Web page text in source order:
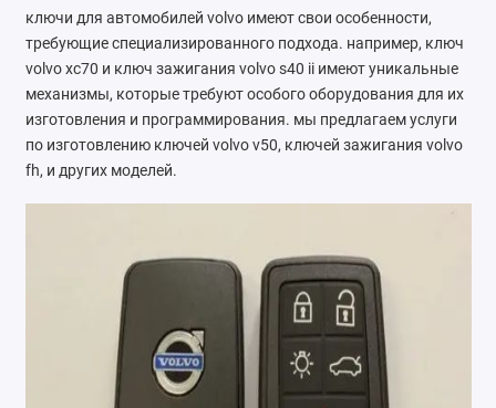
ключи для автомобилей volvo имеют свои особенности,
требующие специализированного подхода. например, ключ
volvo xc70 и ключ зажигания volvo s40 ii имеют уникальные
механизмы, которые требуют особого оборудования для их
изготовления и программирования. мы предлагаем услуги
по изготовлению ключей volvo v50, ключей зажигания volvo
fh, и других моделей.